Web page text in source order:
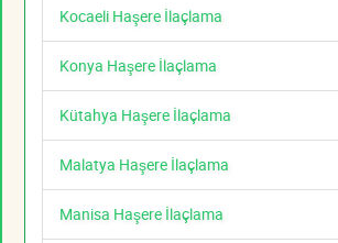
Kocaeli Haşere İlaçlama
Konya Haşere İlaçlama
Kütahya Haşere İlaçlama
Malatya Haşere İlaçlama
Manisa Haşere İlaçlama